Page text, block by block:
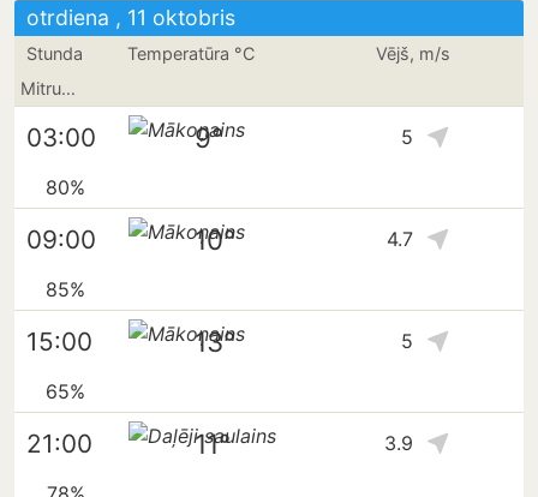
otrdiena , 11 oktobris
Stunda Temperatūra °C
Vējš, m/s
Mitrums
03:00 9° 5
80%
09:00 10° 4.7
85%
15:00 13° 5
65%
21:00 11° 3.9